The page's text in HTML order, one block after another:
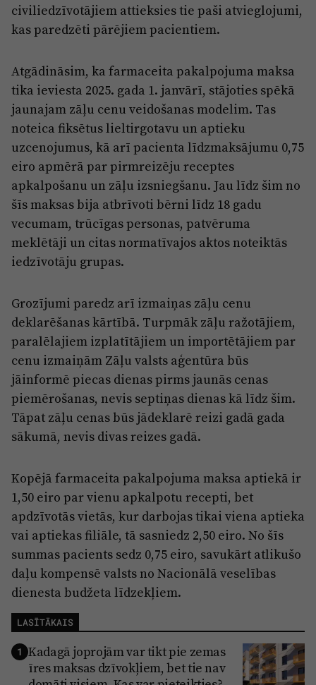
civiliedzīvotājiem attieksies tie paši atvieglojumi,
kas paredzēti pārējiem pacientiem.
Atgādināsim, ka farmaceita pakalpojuma maksa
tika ieviesta 2025. gada 1. janvārī, stājoties spēkā
jaunajam zāļu cenu veidošanas modelim. Tas
noteica fiksētus lieltirgotavu un aptieku
uzcenojumus, kā arī pacienta līdzmaksājumu 0,75
eiro apmērā par pirmreizēju receptes
apkalpošanu un zāļu izsniegšanu. Jau līdz šim no
šīs maksas bija atbrīvoti bērni līdz 18 gadu
vecumam, trūcīgas personas, patvēruma
meklētāji un citas normatīvajos aktos noteiktās
iedzīvotāju grupas.
Grozījumi paredz arī izmaiņas zāļu cenu
deklarēšanas kārtībā. Turpmāk zāļu ražotājiem,
paralēlajiem izplatītājiem un importētājiem par
cenu izmaiņām Zāļu valsts aģentūra būs
jāinformē piecas dienas pirms jaunās cenas
piemērošanas, nevis septiņas dienas kā līdz šim.
Tāpat zāļu cenas būs jādeklarē reizi gadā gada
sākumā, nevis divas reizes gadā.
Kopējā farmaceita pakalpojuma maksa aptiekā ir
1,50 eiro par vienu apkalpotu recepti, bet
apdzīvotās vietās, kur darbojas tikai viena aptieka
vai aptiekas filiāle, tā sasniedz 2,50 eiro. No šīs
summas pacients sedz 0,75 eiro, savukārt atlikušo
daļu kompensē valsts no Nacionālā veselības
dienesta budžeta līdzekļiem.
LASĪTĀKAIS
1 Kadagā joprojām var tikt pie zemas
īres maksas dzīvokļiem, bet tie nav